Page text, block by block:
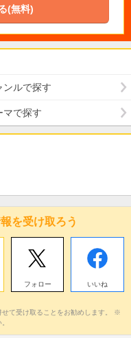
(無料)
ンルで探す
マで探す
を受け取ろう
フォロー いいね
て受け取ることをお勧めします。 ※